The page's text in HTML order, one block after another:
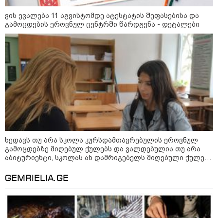
09:00 / 07-08-2026
18 წელი აგვისტოს ომიდან - ტრაგიკული
შესაძლოა, აღარ გვახსოვს
22:28 / 07-08-2026
სად იზღუდება მოძრაობა -
ვის ევალება 11 აგვისტომდე ატესტატის შეფასებისა და
გამოცდების ეროვნულ ცენტრში წარდგენა - დეტალები
ხედავს თუ არა სკოლა კურსდამთავრებულის ეროვნულ
გამოცდებზე მიღებულ ქულებს და ვალდებულია თუ არა
აბიტურიენტი, სკოლას ან დამრიგებელს მიღებული ქულები
GEMRIELIA.GE